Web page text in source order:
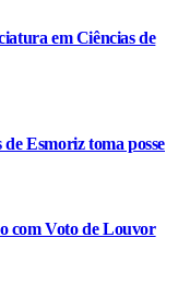
em Ciências de
Esmoriz toma posse
com Voto de Louvor